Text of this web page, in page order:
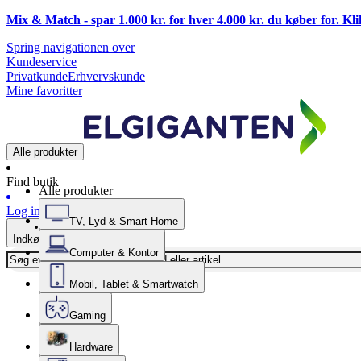
Mix & Match - spar 1.000 kr. for hver 4.000 kr. du køber for.
Spring navigationen over
Kundeservice
PrivatkundeErhvervskunde
Mine favoritter
Alle produkter
Find butik
Log ind
Indkøbskurv
Alle produkter
TV, Lyd & Smart Home
Computer & Kontor
Mobil, Tablet & Smartwatch
Gaming
Hardware